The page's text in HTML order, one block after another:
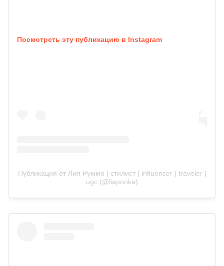
Посмотреть эту публикацию в Instagram
Публикация от Лия Руммо | стилист | influencer | traveler |
ugc (@liaponka)